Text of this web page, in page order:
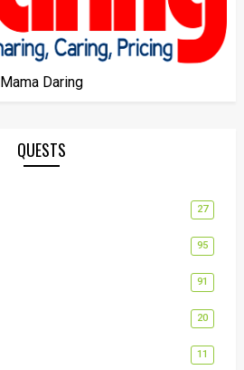
Mama Daring
QUESTS
27
95
91
20
11